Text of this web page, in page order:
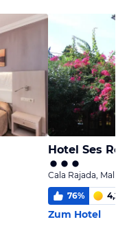
Hotel Ses
Cala Rajada,
76% 4,2
Zum Hotel